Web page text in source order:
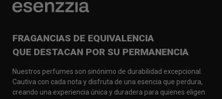
FRAGANCIAS DE EQUIVALENCIA
QUE DESTACAN POR SU PERMANENCIA
Nuestros perfumes son sinónimo de durabilidad excepcional.
Cautiva con cada nota y disfruta de una esencia que perdura,
creando una experiencia única y duradera para quienes eligen